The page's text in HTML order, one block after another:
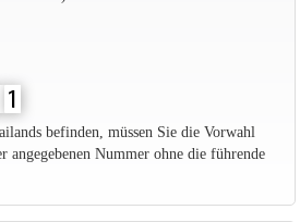
befinden, müssen Sie die Vorwahl
angegebenen Nummer ohne die führende